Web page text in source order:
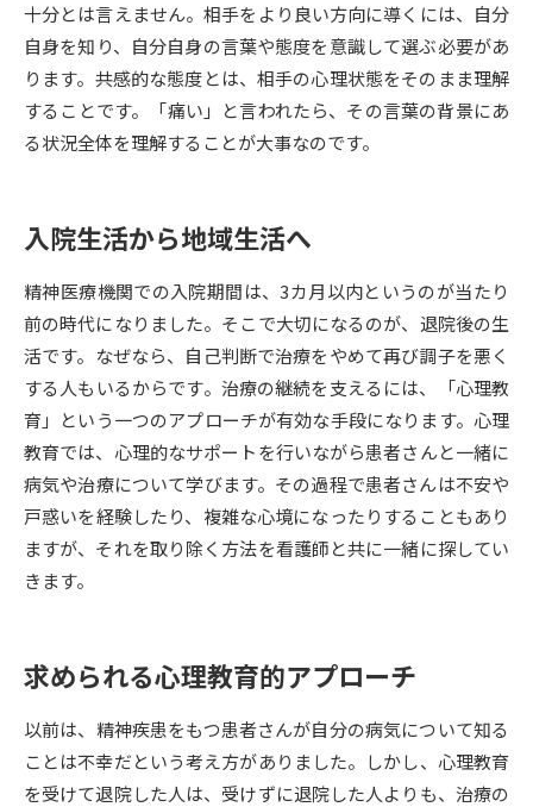
大学で学べる内容や特徴を調べる
新増設大学・学部・学科特集
国際・グローバルに強い大学特
データサイエンス特集 奨学金・特待生制度特集
（高3生用）
（高2生用）
SELFBRAND特集ページ
オープンキャンパスなどを調べる
オープンキャンパス検索 実施プログラムから探す
来場型・Web型イベント特集 夢ナビライブ
志望校・出願校を調べる
併願校選び 受験スケジュールを立てよう
十分とは言えません。相手をより良い方向に導くには、自分
自身を知り、自分自身の言葉や態度を意識して選ぶ必要があ
ります。共感的な態度とは、相手の心理状態をそのまま理解
することです。「痛い」と言われたら、その言葉の背景にあ
る状況全体を理解することが大事なのです。
入院生活から地域生活へ
精神医療機関での入院期間は、3カ月以内というのが当たり
前の時代になりました。そこで大切になるのが、退院後の生
活です。なぜなら、自己判断で治療をやめて再び調子を悪く
する人もいるからです。治療の継続を支えるには、「心理教
育」という一つのアプローチが有効な手段になります。心理
教育では、心理的なサポートを行いながら患者さんと一緒に
病気や治療について学びます。その過程で患者さんは不安や
戸惑いを経験したり、複雑な心境になったりすることもあり
ますが、それを取り除く方法を看護師と共に一緒に探してい
きます。
求められる心理教育的アプローチ
以前は、精神疾患をもつ患者さんが自分の病気について知る
ことは不幸だという考え方がありました。しかし、心理教育
を受けて退院した人は、受けずに退院した人よりも、治療の